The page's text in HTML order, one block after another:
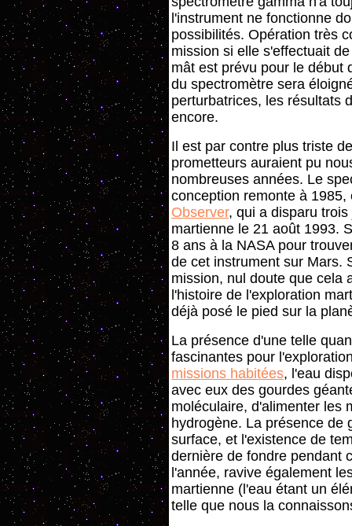
l'instrument ne fonctionne
possibilités. Opération très
mission si elle s'effectuait
mât est prévu pour le début
du spectromètre sera
perturbatrices, les résultats
encore.
Il est par contre plus triste
prometteurs auraient pu
nombreuses années. Le
conception remonte à
Observer, qui a disparu
martienne le 21 août 1993.
8 ans à la NASA pour
de cet instrument sur Mars.
mission, nul doute que cela
l'histoire de l'exploration
déjà posé le pied sur la
La présence d'une telle
fascinantes pour
missions habitées, l'eau
avec eux des gourdes
moléculaire, d'alimenter les
hydrogène. La présence de
surface, et l'existence de
dernière de fondre pendant
l'année, ravive également
martienne (l'eau étant un
telle que nous la